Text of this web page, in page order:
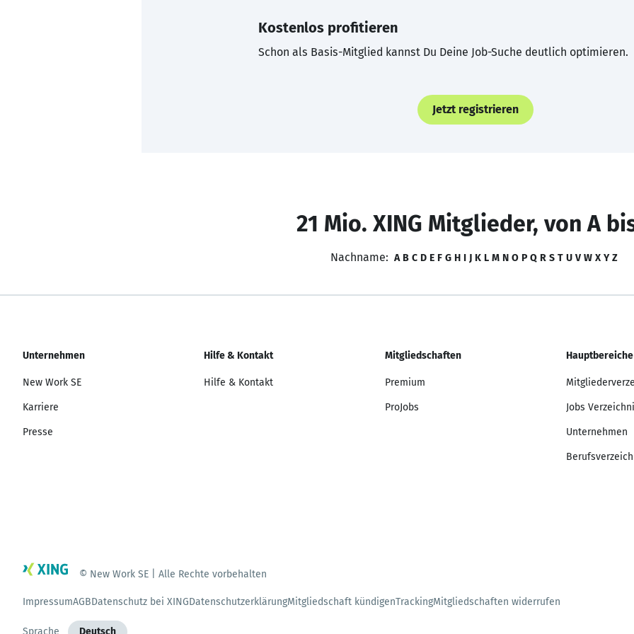
Kostenlos profitieren
Schon als Basis-Mitglied kannst Du Deine Job-Suche deutlich optimieren.
Jetzt registrieren
21 Mio. XING Mitglieder, von A
Nachname: A B C D E F G H I J K L M N O P Q R S T U V W X Y Z
Unternehmen
New Work SE
Karriere
Presse
Hilfe & Kontakt
Hilfe & Kontakt
Mitgliedschaften
Premium
ProJobs
Hauptbereiche
Jobs
Unternehmen
© New Work SE | Alle Rechte vorbehalten
ImpressumAGBDatenschutz bei XINGDatenschutzerklärungMitgliedschaft kündigenTrackingMitgliedschaften widerrufen
Sprache Deutsch